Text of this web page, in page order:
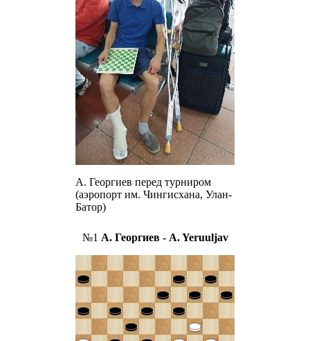
А. Георгиев перед турниром
(аэропорт им. Чингисхана, Улан-
Батор)
№1 А. Георгиев - A. Yeruuljav